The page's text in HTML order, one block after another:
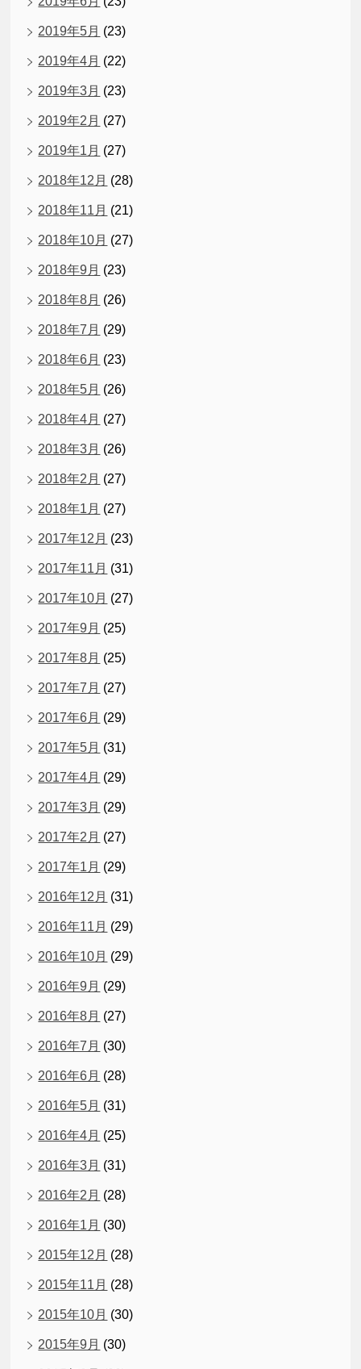
2019年5月 (23)
2019年4月 (22)
2019年3月 (23)
2019年2月 (27)
2019年1月 (27)
2018年12月 (28)
2018年11月 (21)
2018年10月 (27)
2018年9月 (23)
2018年8月 (26)
2018年7月 (29)
2018年6月 (23)
2018年5月 (26)
2018年4月 (27)
2018年3月 (26)
2018年2月 (27)
2018年1月 (27)
2017年12月 (23)
2017年11月 (31)
2017年10月 (27)
2017年9月 (25)
2017年8月 (25)
2017年7月 (27)
2017年6月 (29)
2017年5月 (31)
2017年4月 (29)
2017年3月 (29)
2017年2月 (27)
2017年1月 (29)
2016年12月 (31)
2016年11月 (29)
2016年10月 (29)
2016年9月 (29)
2016年8月 (27)
2016年7月 (30)
2016年6月 (28)
2016年5月 (31)
2016年4月 (25)
2016年3月 (31)
2016年2月 (28)
2016年1月 (30)
2015年12月 (28)
2015年11月 (28)
2015年10月 (30)
2015年9月 (30)